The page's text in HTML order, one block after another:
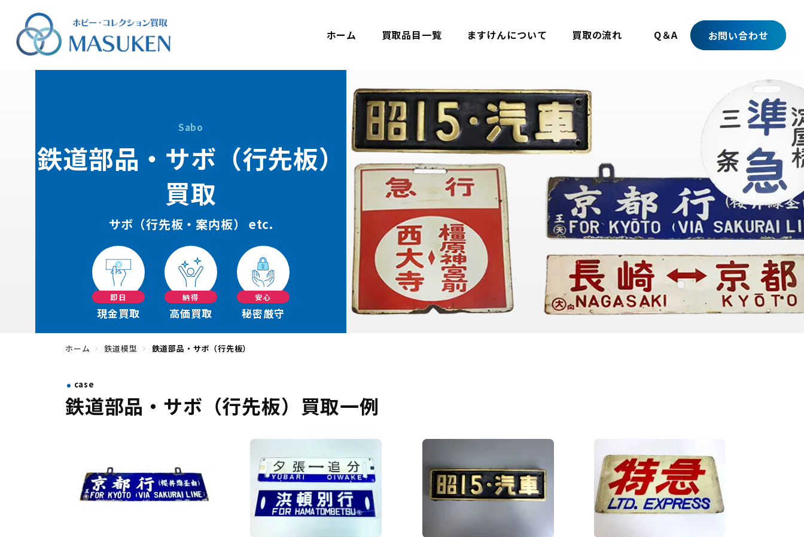
ホーム 買取品目一覧 ますけんについて 買取の流れ Q＆A お問い合わせ
Sabo
鉄道部品・サボ（行先板）
買取
サボ（行先板・案内板） etc.
即日
現金買取
納得
高価買取
安心
秘密厳守
ホーム 鉄道模型 鉄道部品・サボ（行先板）
case
鉄道部品・サボ（行先板）買取一例